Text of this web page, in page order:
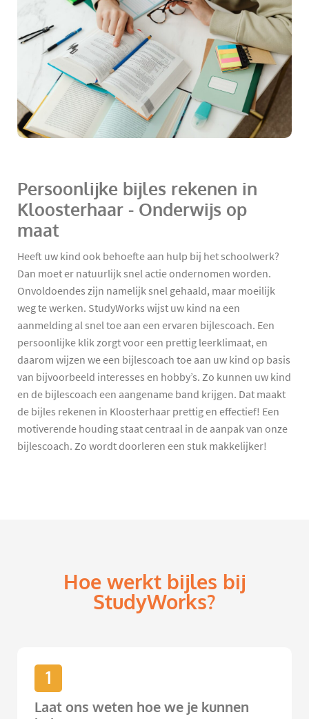
Persoonlijke bijles rekenen in
Kloosterhaar - Onderwijs op
maat
Heeft uw kind ook behoefte aan hulp bij het schoolwerk?
Dan moet er natuurlijk snel actie ondernomen worden.
Onvoldoendes zijn namelijk snel gehaald, maar moeilijk
weg te werken. StudyWorks wijst uw kind na een
aanmelding al snel toe aan een ervaren bijlescoach. Een
persoonlijke klik zorgt voor een prettig leerklimaat, en
daarom wijzen we een bijlescoach toe aan uw kind op basis
van bijvoorbeeld interesses en hobby’s. Zo kunnen uw kind
en de bijlescoach een aangename band krijgen. Dat maakt
de bijles rekenen in Kloosterhaar prettig en effectief! Een
motiverende houding staat centraal in de aanpak van onze
bijlescoach. Zo wordt doorleren een stuk makkelijker!
Hoe werkt bijles bij
StudyWorks?
1
Laat ons weten hoe we je kunnen